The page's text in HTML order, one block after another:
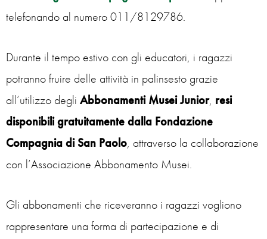
telefonando al numero 011/8129786.
Durante il tempo estivo con gli educatori, i ragazzi
potranno fruire delle attività in palinsesto grazie
all’utilizzo degli Abbonamenti Musei Junior, resi
disponibili gratuitamente dalla Fondazione
Compagnia di San Paolo, attraverso la collaborazione
con l’Associazione Abbonamento Musei.
Gli abbonamenti che riceveranno i ragazzi vogliono
rappresentare una forma di partecipazione e di